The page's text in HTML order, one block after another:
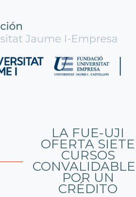
LA FUE-UJI
OFERTA SIETE
CURSOS
POR UN
CRÉDITO